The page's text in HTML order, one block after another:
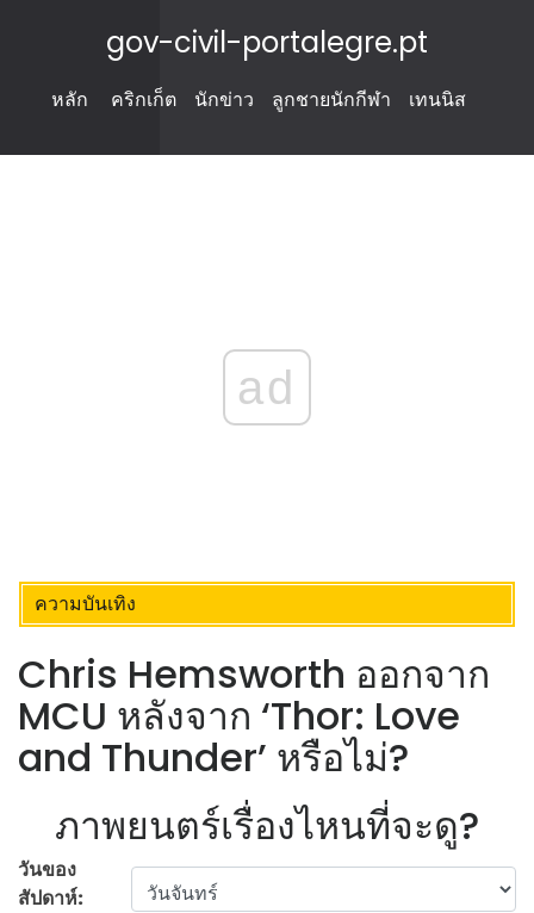
gov-civil-portalegre.pt
หลัก คริกเก็ต นักข่าว ลูกชายนักกีฬา เทนนิส
ad
ความบันเทิง
Chris Hemsworth ออกจาก
MCU หลังจาก ‘Thor: Love
and Thunder’ หรือไม่?
ภาพยนตร์เรื่องไหนที่จะดู?
วันของ
สัปดาห์: